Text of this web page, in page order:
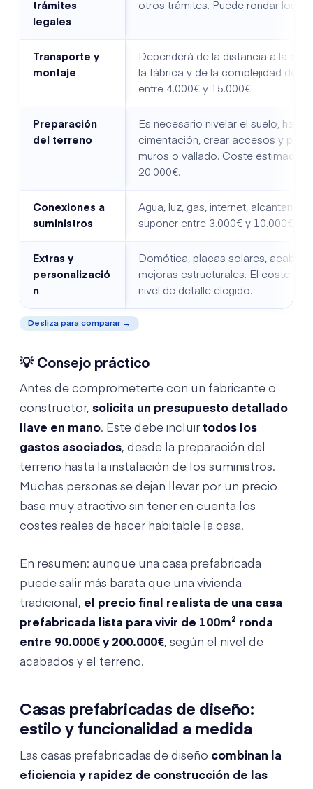
trámites
legales
otros trámites. Puede rondar los
Transporte y
montaje
Dependerá de la distancia a la que
la fábrica y de la complejidad del
entre 4.000€ y 15.000€.
Preparación
del terreno
Es necesario nivelar el suelo, hacer
cimentación, crear accesos y
muros o vallado. Coste estimado:
20.000€.
Conexiones a
suministros
Agua, luz, gas, internet,
suponer entre 3.000€ y 10.000€.
Extras y
personalizació
n
Domótica, placas solares,
mejoras estructurales. El coste
nivel de detalle elegido.
Desliza para comparar →
💡 Consejo práctico
Antes de comprometerte con un fabricante o
constructor, solicita un presupuesto detallado
llave en mano. Este debe incluir todos los
gastos asociados, desde la preparación del
terreno hasta la instalación de los suministros.
Muchas personas se dejan llevar por un precio
base muy atractivo sin tener en cuenta los
costes reales de hacer habitable la casa.
En resumen: aunque una casa prefabricada
puede salir más barata que una vivienda
tradicional, el precio final realista de una casa
prefabricada lista para vivir de 100m² ronda
entre 90.000€ y 200.000€, según el nivel de
acabados y el terreno.
Casas prefabricadas de diseño:
estilo y funcionalidad a medida
Las casas prefabricadas de diseño combinan la
eficiencia y rapidez de construcción de las